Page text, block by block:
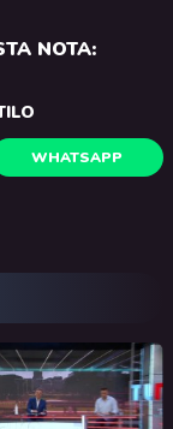
NOTA:
WHATSAPP